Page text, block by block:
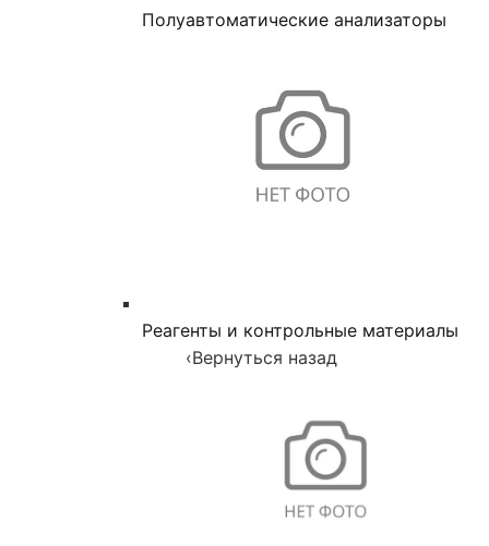
Полуавтоматические анализаторы
Реагенты и контрольные материалы
‹Вернуться назад